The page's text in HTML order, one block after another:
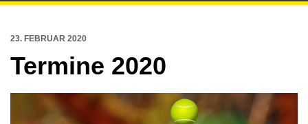
23. FEBRUAR 2020
Termine 2020